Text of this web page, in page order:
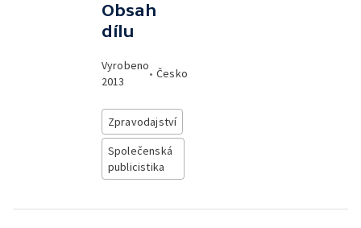
Obsah
dílu
Vyrobeno
2013
• Česko
Zpravodajství
Společenská
publicistika